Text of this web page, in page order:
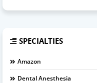
SPECIALTIES
Amazon
Dental Anesthesia